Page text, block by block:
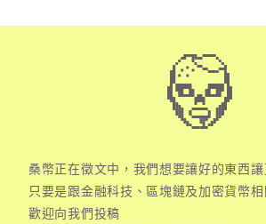
桑幣正在徵文中，我們想要讓好的東西讓
只要是跟金融科技、區塊鏈及加密貨幣
歡迎向我們投稿